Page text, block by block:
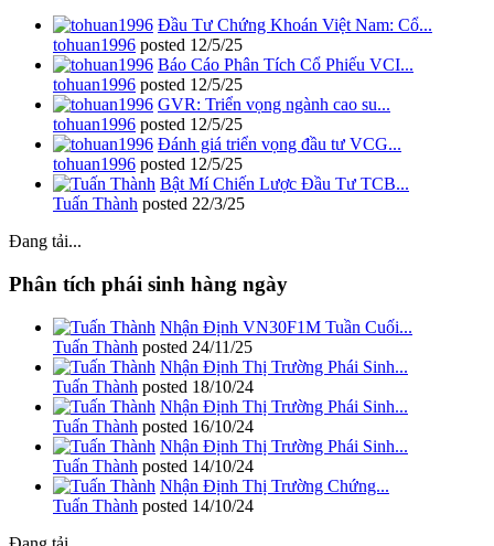
Đầu Tư Chứng Khoán Việt Nam: Cổ...
tohuan1996 posted 12/5/25
Báo Cáo Phân Tích Cổ Phiếu VCI...
tohuan1996 posted 12/5/25
GVR: Triển vọng ngành cao su...
tohuan1996 posted 12/5/25
Đánh giá triển vọng đầu tư VCG...
tohuan1996 posted 12/5/25
Bật Mí Chiến Lược Đầu Tư TCB...
Tuấn Thành posted 22/3/25
Đang tải...
Phân tích phái sinh hàng ngày
Nhận Định VN30F1M Tuần Cuối...
Tuấn Thành posted 24/11/25
Nhận Định Thị Trường Phái Sinh...
Tuấn Thành posted 18/10/24
Nhận Định Thị Trường Phái Sinh...
Tuấn Thành posted 16/10/24
Nhận Định Thị Trường Phái Sinh...
Tuấn Thành posted 14/10/24
Nhận Định Thị Trường Chứng...
Tuấn Thành posted 14/10/24